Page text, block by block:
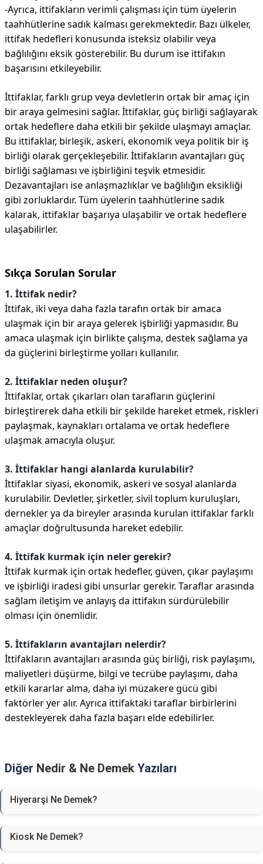
-Ayrıca, ittifakların verimli çalışması için tüm üyelerin
taahhütlerine sadık kalması gerekmektedir. Bazı ülkeler,
ittifak hedefleri konusunda isteksiz olabilir veya
bağlılığını eksik gösterebilir. Bu durum ise ittifakın
başarısını etkileyebilir.
İttifaklar, farklı grup veya devletlerin ortak bir amaç için
bir araya gelmesini sağlar. İttifaklar, güç birliği sağlayarak
ortak hedeflere daha etkili bir şekilde ulaşmayı amaçlar.
Bu ittifaklar, birleşik, askeri, ekonomik veya politik bir iş
birliği olarak gerçekleşebilir. İttifakların avantajları güç
birliği sağlaması ve işbirliğini teşvik etmesidir.
Dezavantajları ise anlaşmazlıklar ve bağlılığın eksikliği
gibi zorluklardır. Tüm üyelerin taahhütlerine sadık
kalarak, ittifaklar başarıya ulaşabilir ve ortak hedeflere
ulaşabilirler.
Sıkça Sorulan Sorular
1. İttifak nedir?
İttifak, iki veya daha fazla tarafın ortak bir amaca
ulaşmak için bir araya gelerek işbirliği yapmasıdır. Bu
amaca ulaşmak için birlikte çalışma, destek sağlama ya
da güçlerini birleştirme yolları kullanılır.
2. İttifaklar neden oluşur?
İttifaklar, ortak çıkarları olan tarafların güçlerini
birleştirerek daha etkili bir şekilde hareket etmek, riskleri
paylaşmak, kaynakları ortalama ve ortak hedeflere
ulaşmak amacıyla oluşur.
3. İttifaklar hangi alanlarda kurulabilir?
İttifaklar siyasi, ekonomik, askeri ve sosyal alanlarda
kurulabilir. Devletler, şirketler, sivil toplum kuruluşları,
dernekler ya da bireyler arasında kurulan ittifaklar farklı
amaçlar doğrultusunda hareket edebilir.
4. İttifak kurmak için neler gerekir?
İttifak kurmak için ortak hedefler, güven, çıkar paylaşımı
ve işbirliği iradesi gibi unsurlar gerekir. Taraflar arasında
sağlam iletişim ve anlayış da ittifakın sürdürülebilir
olması için önemlidir.
5. İttifakların avantajları nelerdir?
İttifakların avantajları arasında güç birliği, risk paylaşımı,
maliyetleri düşürme, bilgi ve tecrübe paylaşımı, daha
etkili kararlar alma, daha iyi müzakere gücü gibi
faktörler yer alır. Ayrıca ittifaktaki taraflar birbirlerini
destekleyerek daha fazla başarı elde edebilirler.
Diğer Nedir & Ne Demek Yazıları
Hiyerarşi Ne Demek?
Kiosk Ne Demek?